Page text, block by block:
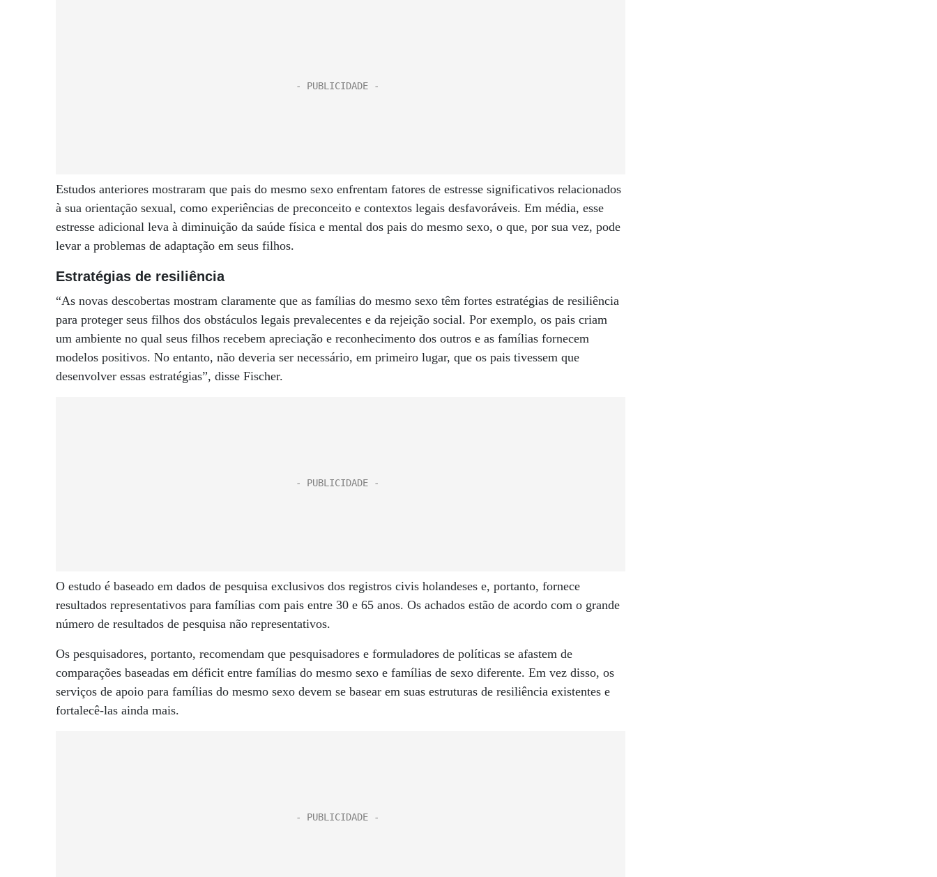
Estudos anteriores mostraram que pais do mesmo sexo enfrentam fatores de estresse significativos relacionados
à sua orientação sexual, como experiências de preconceito e contextos legais desfavoráveis. Em média, esse
estresse adicional leva à diminuição da saúde física e mental dos pais do mesmo sexo, o que, por sua vez, pode
levar a problemas de adaptação em seus filhos.
Estratégias de resiliência
“As novas descobertas mostram claramente que as famílias do mesmo sexo têm fortes estratégias de resiliência
para proteger seus filhos dos obstáculos legais prevalecentes e da rejeição social. Por exemplo, os pais criam
um ambiente no qual seus filhos recebem apreciação e reconhecimento dos outros e as famílias fornecem
modelos positivos. No entanto, não deveria ser necessário, em primeiro lugar, que os pais tivessem que
desenvolver essas estratégias”, disse Fischer.
O estudo é baseado em dados de pesquisa exclusivos dos registros civis holandeses e, portanto, fornece
resultados representativos para famílias com pais entre 30 e 65 anos. Os achados estão de acordo com o grande
número de resultados de pesquisa não representativos.
Os pesquisadores, portanto, recomendam que pesquisadores e formuladores de políticas se afastem de
comparações baseadas em déficit entre famílias do mesmo sexo e famílias de sexo diferente. Em vez disso, os
serviços de apoio para famílias do mesmo sexo devem se basear em suas estruturas de resiliência existentes e
fortalecê-las ainda mais.